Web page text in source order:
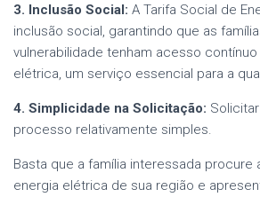
3. Inclusão Social: A Tarifa Social de
inclusão social, garantindo que as
vulnerabilidade tenham acesso
elétrica, um serviço essencial para a
4. Simplicidade na Solicitação:
processo relativamente simples.
Basta que a família interessada procure
energia elétrica de sua região e